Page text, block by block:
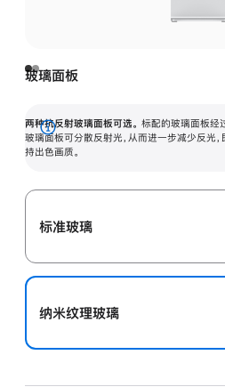
玻璃面板
两种抗反射玻璃面板可选。 标配的玻璃面板经
玻璃面板可分散反射光，从而进一步减少反光
持出色画质。
展
开
标准玻璃
纳米纹理玻璃